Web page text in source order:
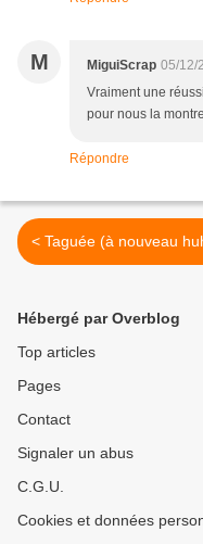
M MiguiScrap 05/12/
Vraiment une
pour nous la
Répondre
< Taguée (à nouveau
Hébergé par Overblog
Top articles
Pages
Contact
Signaler un abus
C.G.U.
Cookies et données